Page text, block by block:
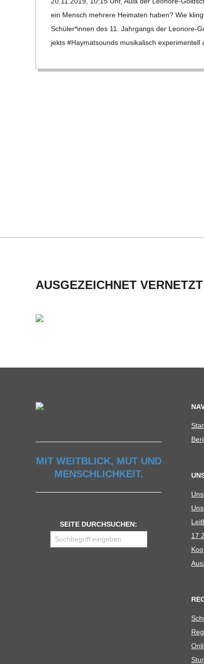
E
G
I
D
-
C
H
U
L
ein Mensch meh­rere Hei­ma­ten haben? Wie
Schüler*innen des 11. Jahr­gangs der Leo­­nore-
jekts #Hay­matsounds musi­ka­lisch expe­ri­men­tell
AUSGEZEICHNET VERNETZT
MIT WEITBLICK, MUT UND
MENSCHLICHKEIT.
SEITE DURCHSUCHEN:
17